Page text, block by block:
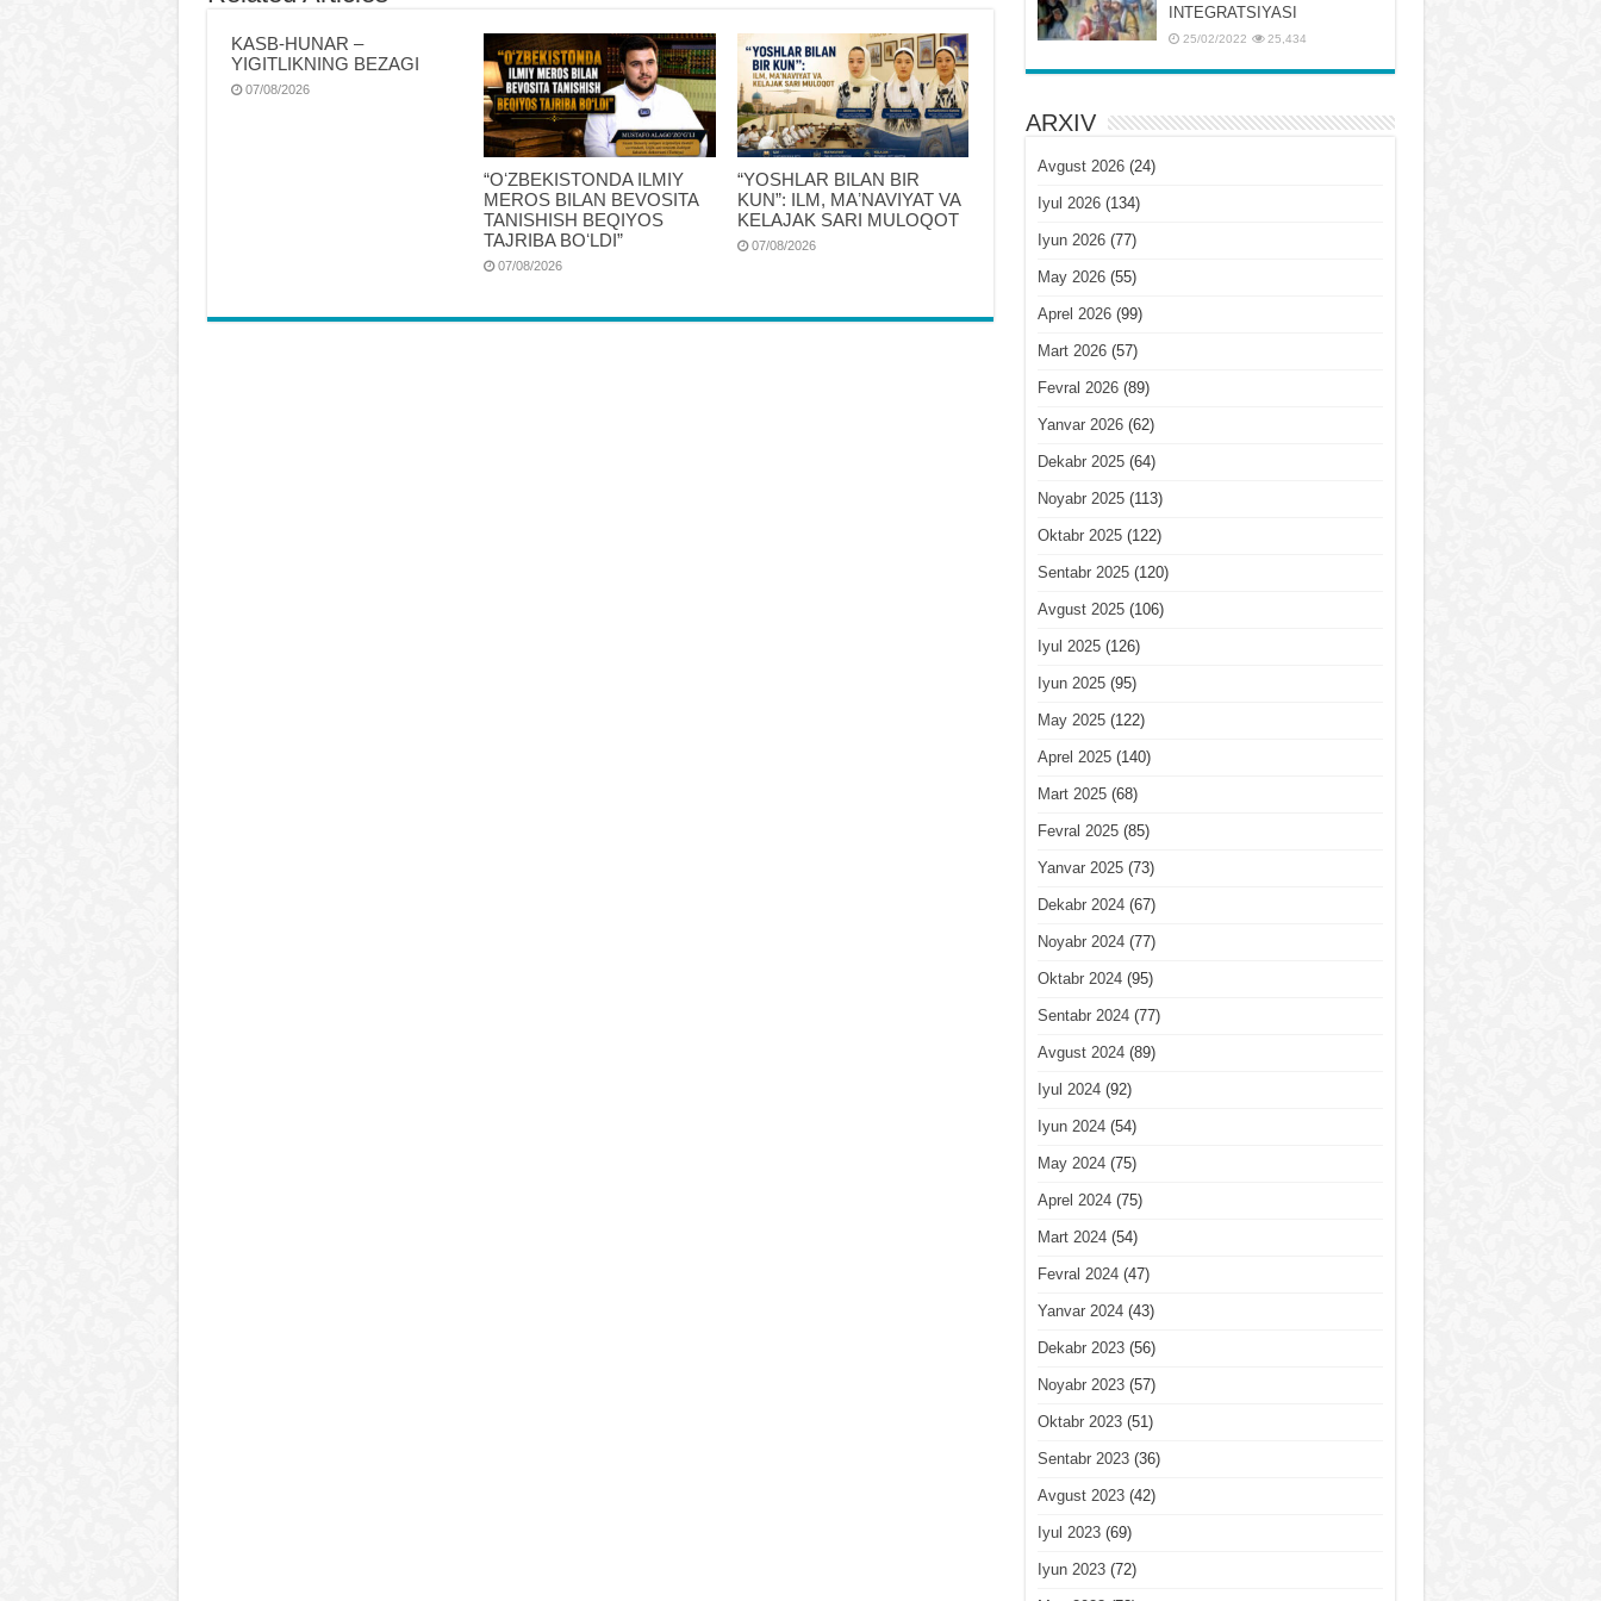
KASB-HUNAR –
YIGITLIKNING BEZAGI
07/08/2026
“OʻZBEKISTONDA ILMIY
MEROS BILAN BEVOSITA
TANISHISH BEQIYOS
TAJRIBA BOʻLDI”
07/08/2026
“YOSHLAR BILAN BIR
KUN”: ILM, MAʼNAVIYAT VA
KELAJAK SARI MULOQOT
07/08/2026
INTЕGRATSIYASI
25/02/2022 25,434
ARXIV
Avgust 2026(24)
Iyul 2026(134)
Iyun 2026(77)
May 2026(55)
Aprel 2026(99)
Mart 2026(57)
Fevral 2026(89)
Yanvar 2026(62)
Dekabr 2025(64)
Noyabr 2025(113)
Oktabr 2025(122)
Sentabr 2025(120)
Avgust 2025(106)
Iyul 2025(126)
Iyun 2025(95)
May 2025(122)
Aprel 2025(140)
Mart 2025(68)
Fevral 2025(85)
Yanvar 2025(73)
Dekabr 2024(67)
Noyabr 2024(77)
Oktabr 2024(95)
Sentabr 2024(77)
Avgust 2024(89)
Iyul 2024(92)
Iyun 2024(54)
May 2024(75)
Aprel 2024(75)
Mart 2024(54)
Fevral 2024(47)
Yanvar 2024(43)
Dekabr 2023(56)
Noyabr 2023(57)
Oktabr 2023(51)
Sentabr 2023(36)
Avgust 2023(42)
Iyul 2023(69)
Iyun 2023(72)